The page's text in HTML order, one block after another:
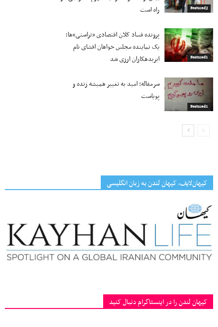
Featured2
راه است
Featured1
پرونده فساد کلان اقتصادی «تراستی»ها؛
یک نماینده مجلس خواهان افشای نام
ابربدهکاران ارزی شد
Featured1
سرمقاله؛ امید به تغییر همیشه زنده و
پویاست
کیهان‌لایف، کیهان لندن به زبان انگلیسی
کیهان لندن را در اینستاگرام دنبال کنید